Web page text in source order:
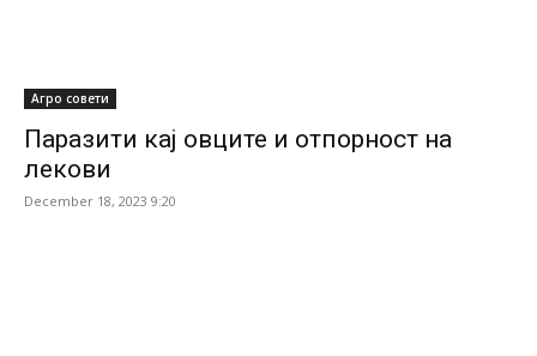
Агро совети
Паразити кај овците и отпорност на
лекови
December 18, 2023 9:20